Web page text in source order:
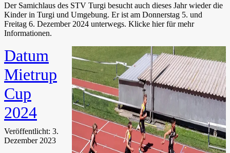
Der Samichlaus des STV Turgi besucht auch dieses Jahr wieder die
Kinder in Turgi und Umgebung. Er ist am Donnerstag 5. und
Freitag 6. Dezember 2024 unterwegs. Klicke hier für mehr
Informationen.
Datum
Mietrup
Cup
2024
Veröffentlicht: 3.
Dezember 2023